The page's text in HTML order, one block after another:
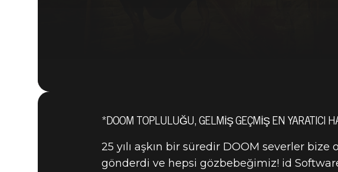
*DOOM TOPLULUĞU, GELMIŞ GEÇMIŞ EN YARATICI
25 yılı aşkın bir süredir DOOM severler
gönderdi ve hepsi gözbebeğimiz! id